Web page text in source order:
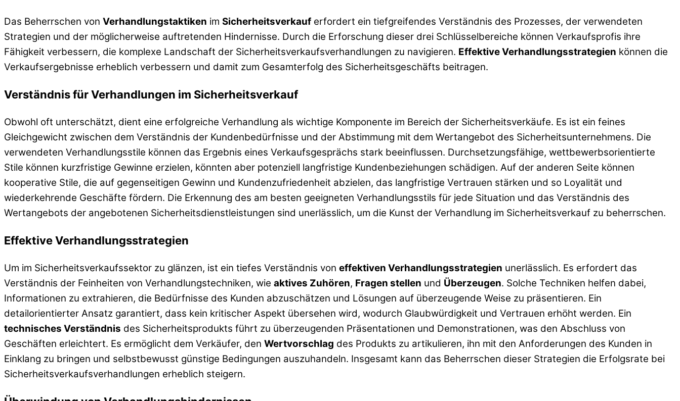
Das Beherrschen von Verhandlungstaktiken im Sicherheitsverkauf erfordert ein tiefgreifendes Verständnis des Prozesses, der verwendeten
Strategien und der möglicherweise auftretenden Hindernisse. Durch die Erforschung dieser drei Schlüsselbereiche können Verkaufsprofis ihre
Fähigkeit verbessern, die komplexe Landschaft der Sicherheitsverkaufsverhandlungen zu navigieren. Effektive Verhandlungsstrategien können die
Verkaufsergebnisse erheblich verbessern und damit zum Gesamterfolg des Sicherheitsgeschäfts beitragen.
Verständnis für Verhandlungen im Sicherheitsverkauf
Obwohl oft unterschätzt, dient eine erfolgreiche Verhandlung als wichtige Komponente im Bereich der Sicherheitsverkäufe. Es ist ein feines
Gleichgewicht zwischen dem Verständnis der Kundenbedürfnisse und der Abstimmung mit dem Wertangebot des Sicherheitsunternehmens. Die
verwendeten Verhandlungsstile können das Ergebnis eines Verkaufsgesprächs stark beeinflussen. Durchsetzungsfähige, wettbewerbsorientierte
Stile können kurzfristige Gewinne erzielen, könnten aber potenziell langfristige Kundenbeziehungen schädigen. Auf der anderen Seite können
kooperative Stile, die auf gegenseitigen Gewinn und Kundenzufriedenheit abzielen, das langfristige Vertrauen stärken und so Loyalität und
wiederkehrende Geschäfte fördern. Die Erkennung des am besten geeigneten Verhandlungsstils für jede Situation und das Verständnis des
Wertangebots der angebotenen Sicherheitsdienstleistungen sind unerlässlich, um die Kunst der Verhandlung im Sicherheitsverkauf zu beherrschen.
Effektive Verhandlungsstrategien
Um im Sicherheitsverkaufssektor zu glänzen, ist ein tiefes Verständnis von effektiven Verhandlungsstrategien unerlässlich. Es erfordert das
Verständnis der Feinheiten von Verhandlungstechniken, wie aktives Zuhören, Fragen stellen und Überzeugen. Solche Techniken helfen dabei,
Informationen zu extrahieren, die Bedürfnisse des Kunden abzuschätzen und Lösungen auf überzeugende Weise zu präsentieren. Ein
detailorientierter Ansatz garantiert, dass kein kritischer Aspekt übersehen wird, wodurch Glaubwürdigkeit und Vertrauen erhöht werden. Ein
technisches Verständnis des Sicherheitsprodukts führt zu überzeugenden Präsentationen und Demonstrationen, was den Abschluss von
Geschäften erleichtert. Es ermöglicht dem Verkäufer, den Wertvorschlag des Produkts zu artikulieren, ihn mit den Anforderungen des Kunden in
Einklang zu bringen und selbstbewusst günstige Bedingungen auszuhandeln. Insgesamt kann das Beherrschen dieser Strategien die Erfolgsrate bei
Sicherheitsverkaufsverhandlungen erheblich steigern.